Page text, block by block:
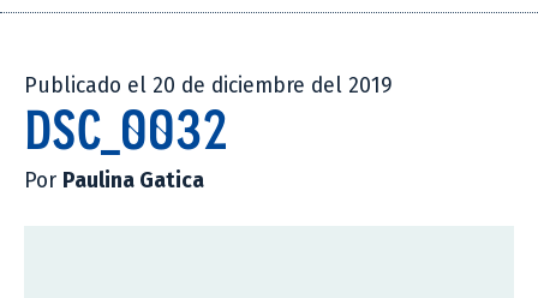
Publicado el 20 de diciembre del 2019
DSC_0032
Por Paulina Gatica